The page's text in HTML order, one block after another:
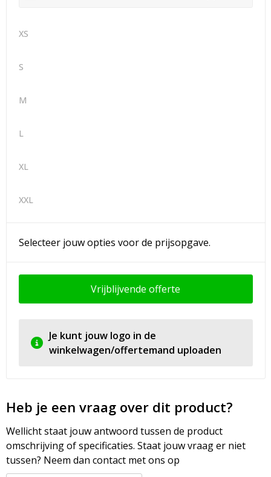
XS
S
M
L
XL
XXL
Selecteer jouw opties voor de prijsopgave.
Vrijblijvende offerte
Je kunt jouw logo in de
winkelwagen/offertemand uploaden
Heb je een vraag over dit product?
Wellicht staat jouw antwoord tussen de product
omschrijving of specificaties. Staat jouw vraag er niet
tussen? Neem dan contact met ons op